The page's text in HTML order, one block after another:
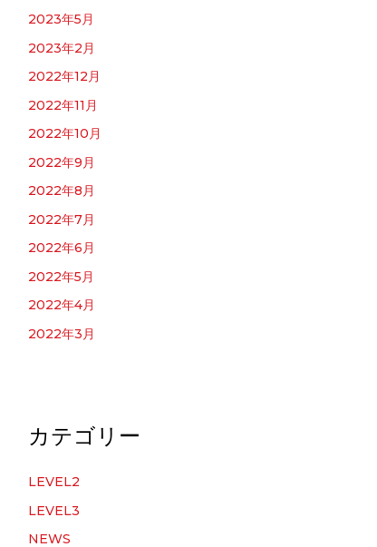
2023年5月
2023年2月
2022年12月
2022年11月
2022年10月
2022年9月
2022年8月
2022年7月
2022年6月
2022年5月
2022年4月
2022年3月
カテゴリー
LEVEL2
LEVEL3
NEWS